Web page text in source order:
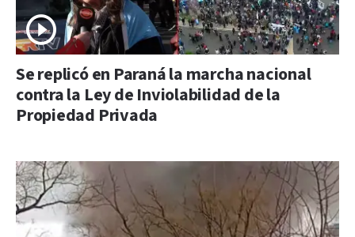
Se replicó en Paraná la marcha nacional
contra la Ley de Inviolabilidad de la
Propiedad Privada